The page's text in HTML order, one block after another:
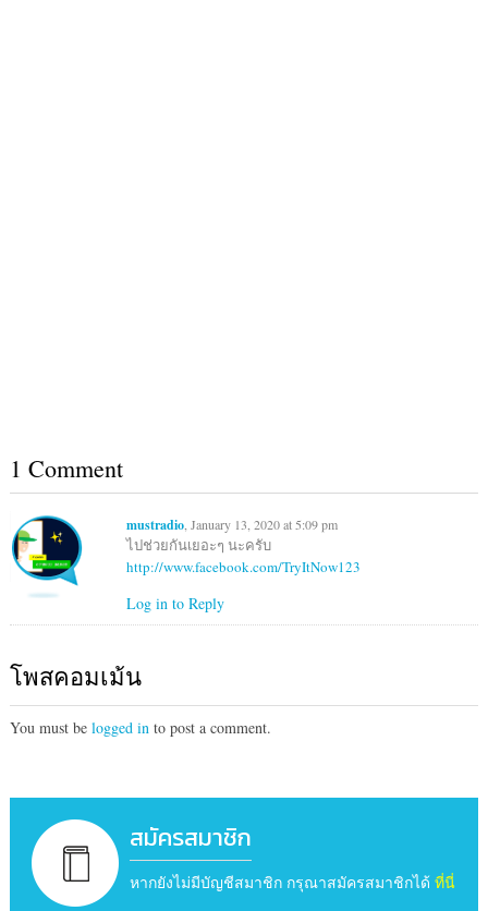
1 Comment
mustradio , January 13, 2020 at 5:09 pm
ไปช่วยกันเยอะๆ นะครับ
http://www.facebook.com/TryItNow123
Log in to Reply
โพสคอมเม้น
You must be logged in to post a comment.
สมัครสมาชิก
หากยังไม่มีบัญชีสมาชิก กรุณาสมัครสมาชิกได้ ที่นี่